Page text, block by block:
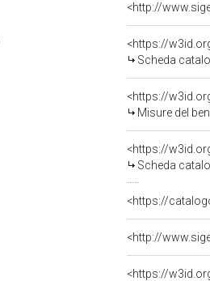
<https://
Scheda
<https://
Misure del
<https://
Scheda
<https://
<https://